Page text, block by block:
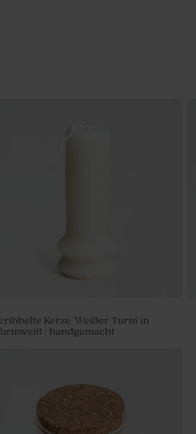
Kerze 'Weißer Turm' in
| handgemacht